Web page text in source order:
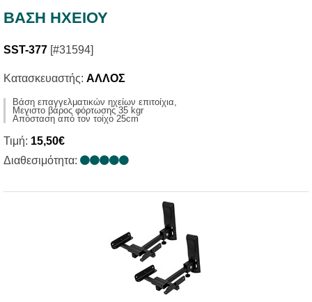
ΒΑΣΗ ΗΧΕΙΟΥ
SST-377 [#31594]
Κατασκευαστής: ΑΛΛΟΣ
Βάση επαγγελματικών ηχείων επιτοίχια,
Μεγιστο βάρος φόρτωσης 35 kgr
Απόσταση από τον τοίχο 25cm
Τιμή: 15,50€
Διαθεσιμότητα: